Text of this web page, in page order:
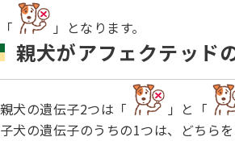
「 」となります。
親犬がアフェクテッド
親犬の遺伝子2つは「 」と「
子犬の遺伝子のうちの1つは、どちら